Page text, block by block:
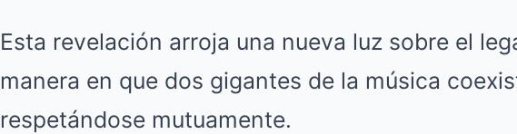
Esta revelación arroja una nueva luz sobre el
manera en que dos gigantes de la música
respetándose mutuamente.